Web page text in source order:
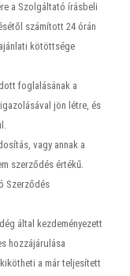
a Szolgáltató írásbeli
számított 24 órán
kötöttsége
foglalásának a
jön létre, és
vagy annak a
szerződés értékű.
Szerződés
által kezdeményezett
hozzájárulása
a már teljesített